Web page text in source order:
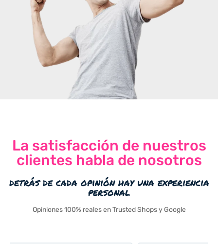
La satisfacción de nuestros
clientes habla de nosotros
detrás de cada opinión hay una experiencia
personal
Opiniones 100% reales en Trusted Shops y Google